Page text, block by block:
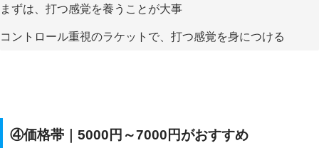
まずは、打つ感覚を養うことが大事
コントロール重視のラケットで、打つ感覚を身につける
④価格帯｜5000円～7000円がおすすめ